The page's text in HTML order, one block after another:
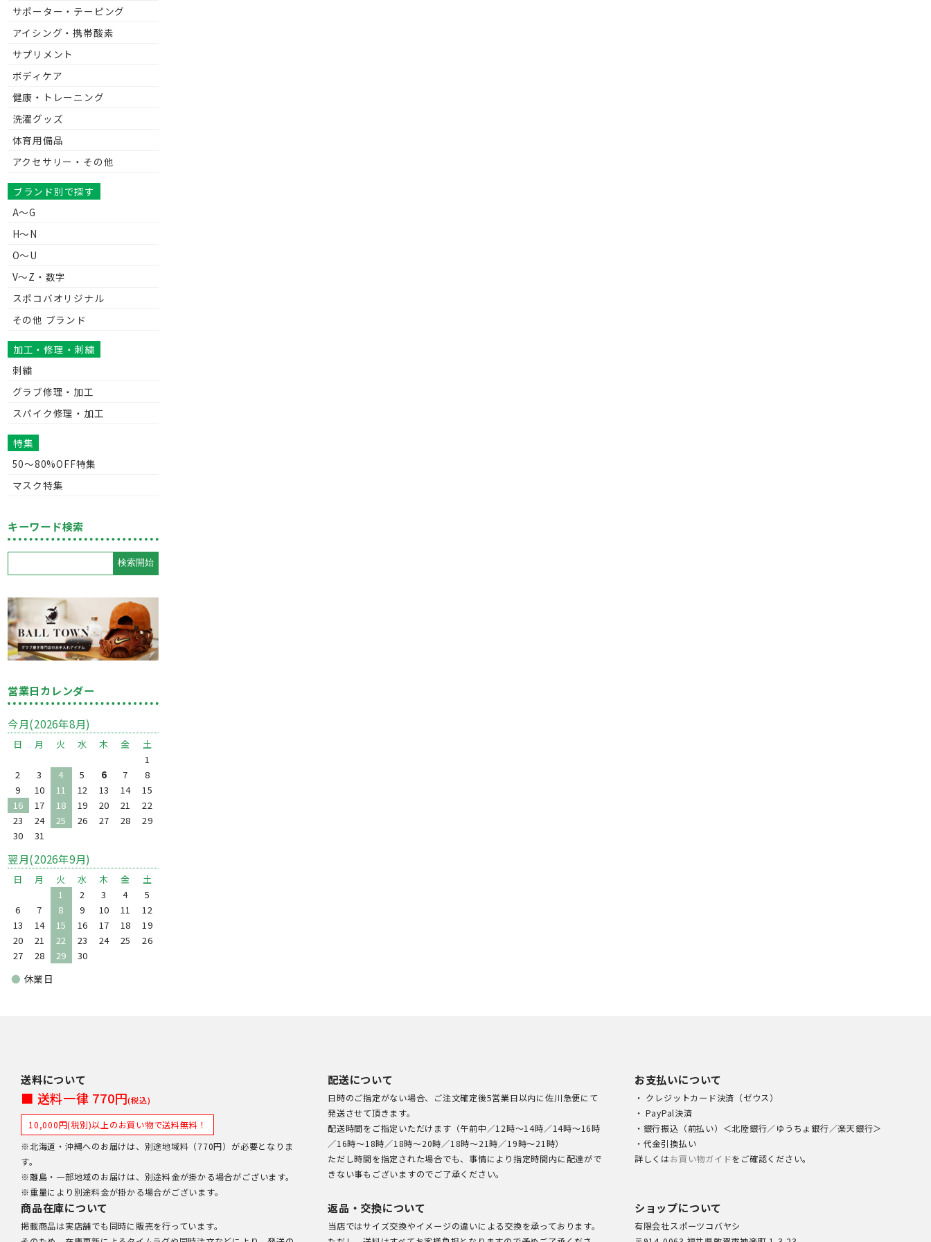
サポーター・テーピング
アイシング・携帯酸素
サプリメント
ボディケア
健康・トレーニング
洗濯グッズ
体育用備品
アクセサリー・その他
ブランド別で探す
A～G
H～N
O～U
V〜Z・数字
スポコバオリジナル
その他 ブランド
加工・修理・刺繍
刺繍
グラブ修理・加工
スパイク修理・加工
特集
50〜80%OFF特集
マスク特集
キーワード検索
営業日カレンダー
今月(2026年8月)
日 月 火 水 木 金
土
1
2
3 4 5 6 7
8
9
10 11 12 13 14
15
16
17 18 19 20 21
22
23
24 25 26 27 28
29
30
31
翌月(2026年9月)
日 月 火 水 木 金
土
1
2 3 4
5
6
7 8 9 10 11
12
13
14 15 16 17 18
19
20
21 22 23 24 25
26
27
28 29 30
● 休業日
送料について
■ 送料一律 770円(税込)
10,000円(税別)以上のお買い物で送料無料！
※北海道・沖縄へのお届けは、別途地域料（770円）が必要となりま
す。
※離島・一部地域のお届けは、別途料金が掛かる場合がございます。
※重量により別途料金が掛かる場合がございます。
配送について
日時のご指定がない場合、ご注文確定後5営業日以内に佐川急便にて
発送させて頂きます。
配送時間をご指定いただけます（午前中／12時～14時／14時～16時
／16時～18時／18時～20時／18時～21時／19時～21時）
ただし時間を指定された場合でも、事情により指定時間内に配達がで
きない事もございますのでご了承ください。
お支払いについて
・ クレジットカード決済（ゼウス）
・ PayPal決済
・銀行振込（前払い）＜北陸銀行／ゆうちょ銀行／楽天銀行＞
・代金引換払い
詳しくはお買い物ガイドをご確認ください。
商品在庫について
掲載商品は実店舗でも同時に販売を行っています。
返品・交換について
当店ではサイズ交換やイメージの違いによる交換を承っております。
ショップについて
有限会社スポーツコバヤシ